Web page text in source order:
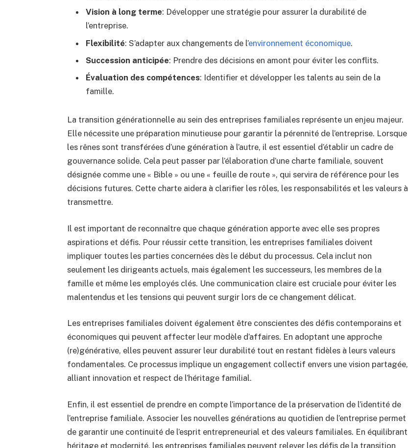
Vision à long terme: Développer une stratégie pour assurer la durabilité de
l’entreprise.
Flexibilité: S’adapter aux changements de l’environnement économique.
Succession anticipée: Prendre des décisions en amont pour éviter les conflits.
Évaluation des compétences: Identifier et développer les talents au sein de la
famille.
La transition générationnelle au sein des entreprises familiales représente un enjeu majeur.
Elle nécessite une préparation minutieuse pour garantir la pérennité de l’entreprise. Lorsque
les rênes sont transférées d’une génération à l’autre, il est essentiel d’établir un cadre de
gouvernance solide. Cela peut passer par l’élaboration d’une charte familiale, souvent
désignée comme une « Bible » ou une « feuille de route », qui servira de référence pour les
décisions futures. Cette charte aidera à clarifier les rôles, les responsabilités et les valeurs à
transmettre.
Il est important de reconnaître que chaque génération apporte avec elle ses propres
aspirations et défis. Pour réussir cette transition, les entreprises familiales doivent
impliquer toutes les parties concernées dès le début du processus. Cela inclut non
seulement les dirigeants actuels, mais également les successeurs, les membres de la
famille et même les employés clés. Une communication claire est cruciale pour éviter les
malentendus et les tensions qui peuvent surgir lors de ce changement délicat.
Les entreprises familiales doivent également être conscientes des défis contemporains et
économiques qui peuvent affecter leur modèle d’affaires. En adoptant une approche
(re)générative, elles peuvent assurer leur durabilité tout en restant fidèles à leurs valeurs
fondamentales. Ce processus implique un engagement collectif envers une vision partagée,
alliant innovation et respect de l’héritage familial.
Enfin, il est essentiel de prendre en compte l’importance de la préservation de l’identité de
l’entreprise familiale. Associer les nouvelles générations au quotidien de l’entreprise permet
de garantir une continuité de l’esprit entrepreneurial et des valeurs familiales. En équilibrant
héritage et modernité, les entreprises familiales peuvent relever les défis de la transition